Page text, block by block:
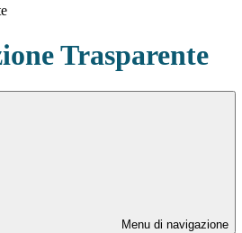
Trasparente
Menu di navigazione